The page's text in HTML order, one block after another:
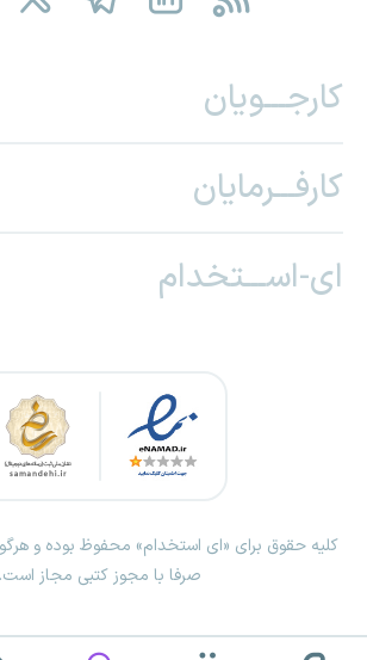
کارجـــویان
کارفـــرمایان
ای-اســـتخدام
کلیه حقوق برای «ای استخدام» محفوظ بوده و
صرفا با مجوز کتبی مجاز است.